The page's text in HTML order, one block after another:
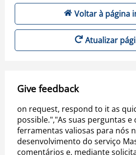
Voltar à página
Atualizar
Give feedback
on request, respond to it as
possible.","As suas perguntas
ferramentas valiosas para nós
desenvolvimento do serviço
comentários e, mediante